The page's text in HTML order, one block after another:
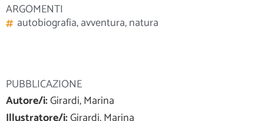
PUBBLICAZIONE
Autore/i:Girardi, Marina
ARGOMENTI
autobiografia,avventura,natura